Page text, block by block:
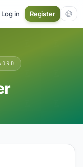
Log in Register